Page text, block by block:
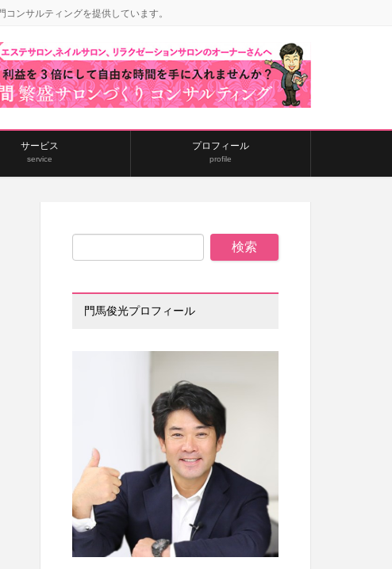
ンサルティングを提供しています。
サービス
service
プロフィール
profile
門馬俊光プロフィール